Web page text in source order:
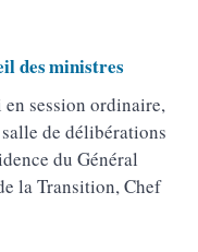
des ministres
session ordinaire,
de délibérations
du Général
la Transition, Chef